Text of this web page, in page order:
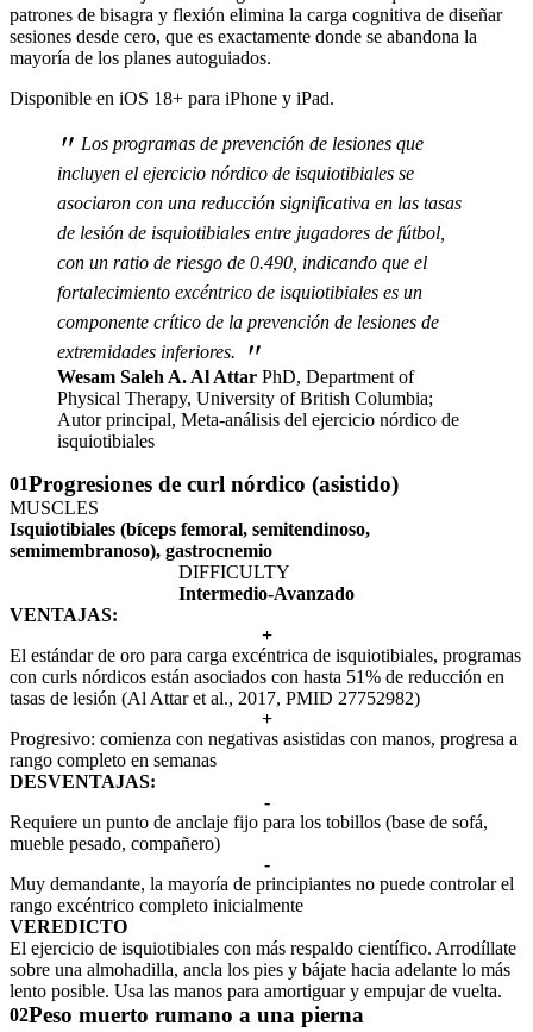
patrones de bisagra y flexión elimina la carga cognitiva de diseñar
sesiones desde cero, que es exactamente donde se abandona la
mayoría de los planes autoguiados.
Disponible en iOS 18+ para iPhone y iPad.
" Los programas de prevención de lesiones que
incluyen el ejercicio nórdico de isquiotibiales se
asociaron con una reducción significativa en las tasas
de lesión de isquiotibiales entre jugadores de fútbol,
con un ratio de riesgo de 0.490, indicando que el
fortalecimiento excéntrico de isquiotibiales es un
componente crítico de la prevención de lesiones de
extremidades inferiores.
"
Wesam Saleh A. Al Attar PhD, Department of
Physical Therapy, University of British Columbia;
Autor principal, Meta-análisis del ejercicio nórdico de
isquiotibiales
01Progresiones de curl nórdico (asistido)
MUSCLES
Isquiotibiales (bíceps femoral, semitendinoso,
semimembranoso), gastrocnemio
DIFFICULTY
Intermedio-Avanzado
VENTAJAS:
+
El estándar de oro para carga excéntrica de isquiotibiales, programas
con curls nórdicos están asociados con hasta 51% de reducción en
tasas de lesión (Al Attar et al., 2017, PMID 27752982)
+
Progresivo: comienza con negativas asistidas con manos, progresa a
rango completo en semanas
DESVENTAJAS:
-
Requiere un punto de anclaje fijo para los tobillos (base de sofá,
mueble pesado, compañero)
-
Muy demandante, la mayoría de principiantes no puede controlar el
rango excéntrico completo inicialmente
VEREDICTO
El ejercicio de isquiotibiales con más respaldo científico. Arrodíllate
sobre una almohadilla, ancla los pies y bájate hacia adelante lo más
lento posible. Usa las manos para amortiguar y empujar de vuelta.
02Peso muerto rumano a una pierna